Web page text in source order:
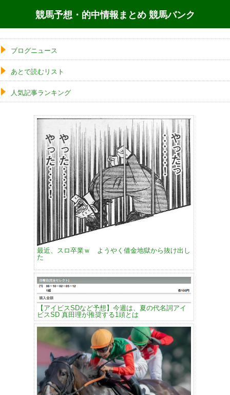
競馬予想・的中情報まとめ 競馬バンク
ブログニュース
あとで読むリスト
人気記事ランキング
最近、スロ卒業ｗ ようやく借金地獄から抜け出し
た
【アイビスSDなど予想】今週は、夏の代名詞アイ
ビスSD 真田理が推奨する1頭とは